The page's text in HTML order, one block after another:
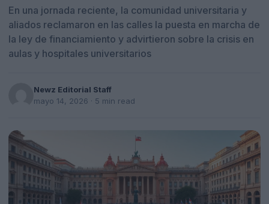
En una jornada reciente, la comunidad universitaria y
aliados reclamaron en las calles la puesta en marcha de
la ley de financiamiento y advirtieron sobre la crisis en
aulas y hospitales universitarios
Newz Editorial Staff
mayo 14, 2026 · 5 min read